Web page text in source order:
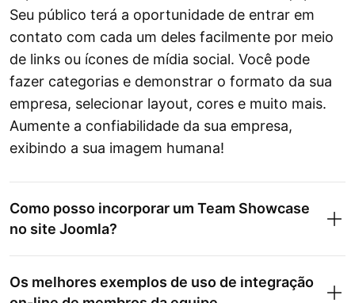
Seu público terá a oportunidade de entrar em
contato com cada um deles facilmente por meio
de links ou ícones de mídia social. Você pode
fazer categorias e demonstrar o formato da sua
empresa, selecionar layout, cores e muito mais.
Aumente a confiabilidade da sua empresa,
exibindo a sua imagem humana!
Como posso incorporar um Team Showcase
no site Joomla?
Os melhores exemplos de uso de integração